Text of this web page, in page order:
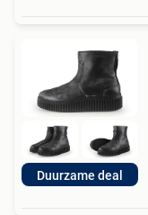
Duurzame deal